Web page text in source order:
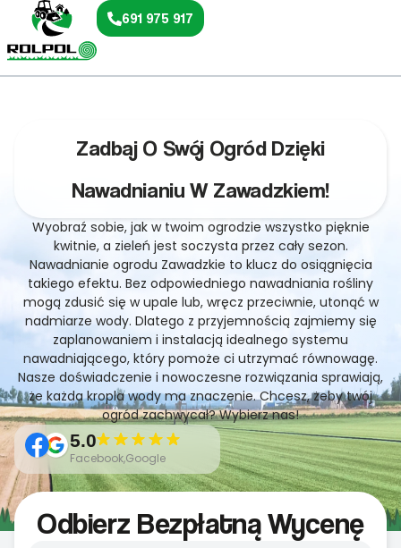
691 975 917
Zadbaj O Swój Ogród Dzięki
Nawadnianiu W Zawadzkiem!
Wyobraź sobie, jak w twoim ogrodzie wszystko pięknie
kwitnie, a zieleń jest soczysta przez cały sezon.
Nawadnianie ogrodu Zawadzkie to klucz do osiągnięcia
takiego efektu. Bez odpowiedniego nawadniania rośliny
mogą zdusić się w upale lub, wręcz przeciwnie, utonąć w
nadmiarze wody. Dlatego z przyjemnością zajmiemy się
zaplanowaniem i instalacją idealnego systemu
nawadniającego, który pomoże ci utrzymać równowagę.
Nasze doświadczenie i nowoczesne rozwiązania sprawiają,
że każda kropla wody ma znaczenie. Chcesz, żeby twój
ogród zachwycał? Wybierz nas!
5.0
Facebook,Google
Odbierz Bezpłatną Wycenę